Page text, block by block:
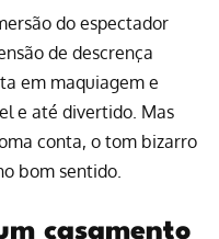
do espectador
de descrença
em maquiagem e
e até divertido. Mas
conta, o tom bizarro
bom sentido.
casamento